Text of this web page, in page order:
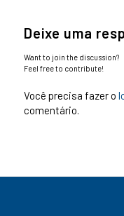
Deixe uma
Want to join the discussion?
Feel free to contribute!
Você precisa fazer o
comentário.